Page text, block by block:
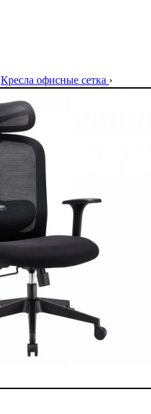
Кресла офисные сетка ›